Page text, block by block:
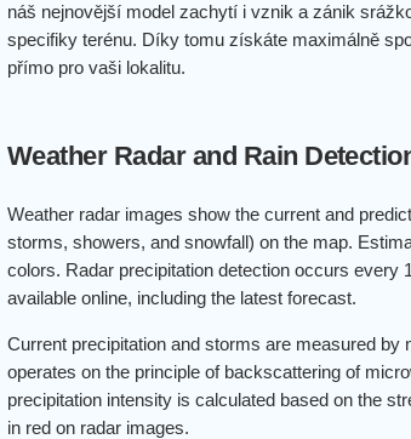
náš nejnovější model zachytí i vznik a zánik
specifiky terénu. Díky tomu získáte maximálně
přímo pro vaši lokalitu.
Weather Radar and Rain
Weather radar images show the current and
storms, showers, and snowfall) on the map.
colors. Radar precipitation detection occurs every
available online, including the latest forecast.
Current precipitation and storms are measured by
operates on the principle of backscattering of
precipitation intensity is calculated based on the
in red on radar images.